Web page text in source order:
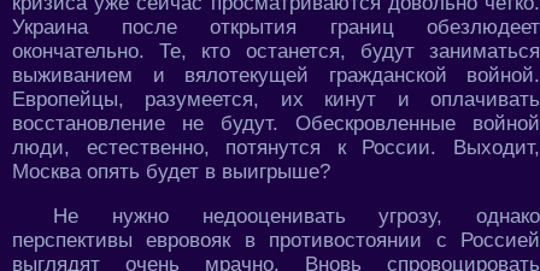
Украина после открытия границ обезлюдеет
окончательно. Те, кто останется, будут заниматься
выживанием и вялотекущей гражданской войной.
Европейцы, разумеется, их кинут и оплачивать
восстановление не будут. Обескровленные войной
люди, естественно, потянутся к России. Выходит,
Москва опять будет в выигрыше?
Не нужно недооценивать угрозу, однако
перспективы евровояк в противостоянии с Россией
выглядят очень мрачно. Вновь спровоцировать